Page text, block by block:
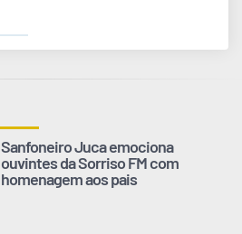
Sanfoneiro Juca emociona
ouvintes da Sorriso FM com
homenagem aos pais